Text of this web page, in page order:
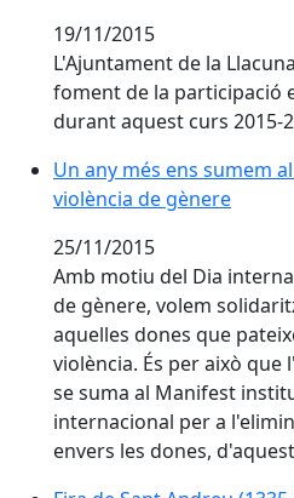
19/11/2015
L'Ajuntament de la
foment de la participació
durant aquest curs 2015-
Un any més ens sumem
Un any més ens sumem
violència de gènere
25/11/2015
Amb motiu del Dia
de gènere, volem
aquelles dones que
violència. És per això que
se suma al Manifest
internacional per a
envers les dones,